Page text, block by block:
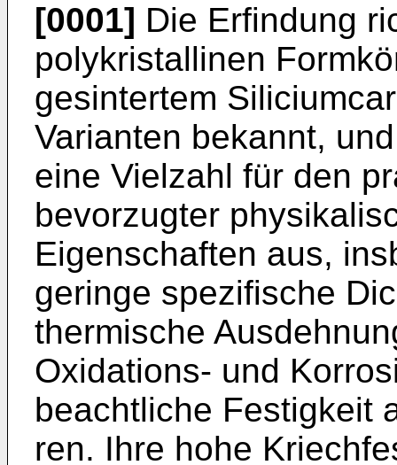
[0001] Die Erfindung
polykristallinen
gesintertem
Varianten bekannt,
eine Vielzahl für den
bevorzugter
Eigenschaften aus,
geringe spezifische
thermische
Oxidations- und
beachtliche Festigkeit
ren. Ihre hohe